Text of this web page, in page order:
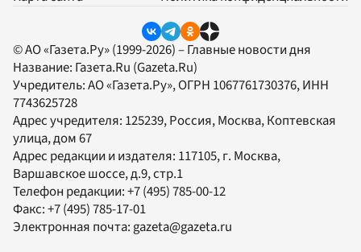
© АО «Газета.Ру» (1999-2026) – Главные новости дня
Название: Газета.Ru (Gazeta.Ru)
Учредитель:АО «Газета.Ру», ОГРН 1067761730376, ИНН
7743625728
Адрес учредителя: 125239, Россия, Москва, Коптевская
улица, дом 67
Адрес редакции и издателя: 117105, г. Москва,
Варшавское шоссе, д.9, стр.1
Телефон редакции:+7 (495) 785-00-12
Факс:+7 (495) 785-17-01
Электронная почта:gazeta@gazeta.ru